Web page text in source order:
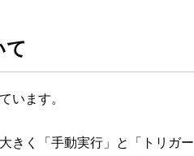
います。
く「手動実行」と「トリガ